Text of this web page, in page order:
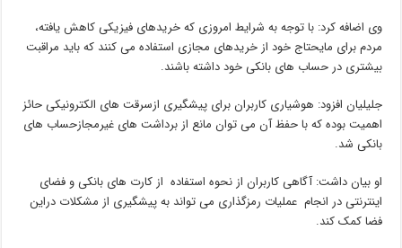
وی اضافه کرد: با توجه به شرایط امروزی که خریدهای فیزیکی کاهش یافته،
مردم برای مایحتاج خود از خریدهای مجازی استفاده می کنند که باید مراقبت
بیشتری در حساب های بانکی خود داشته باشند.
جلیلیان افزود: هوشیاری کاربران برای پیشگیری ازسرقت های الکترونیکی حائز
اهمیت بوده که با حفظ آن می توان مانع از برداشت های غیرمجازحساب های
بانکی شد.
او بیان داشت: آگاهی کاربران از نحوه استفاده از کارت های بانکی و فضای
اینترنتی در انجام عملیات رمزگذاری می تواند به پیشگیری از مشکلات دراین
فضا کمک کند.